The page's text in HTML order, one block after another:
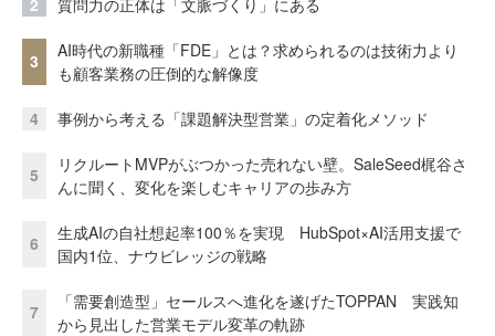
3
AI時代の新職種「FDE」とは？求められるのは技術力より
も顧客業務の圧倒的な解像度
4 事例から考える「課題解決型営業」の定着化メソッド
5
リクルートMVPがぶつかった売れない壁。SaleSeed梶谷さ
んに聞く、変化を楽しむキャリアの歩み方
6
生成AIの自社想起率100％を実現 HubSpot×AI活用支援で
国内1位、ナウビレッジの戦略
7
「需要創造型」セールスへ進化を遂げたTOPPAN 実践知
から見出した営業モデル変革の軌跡